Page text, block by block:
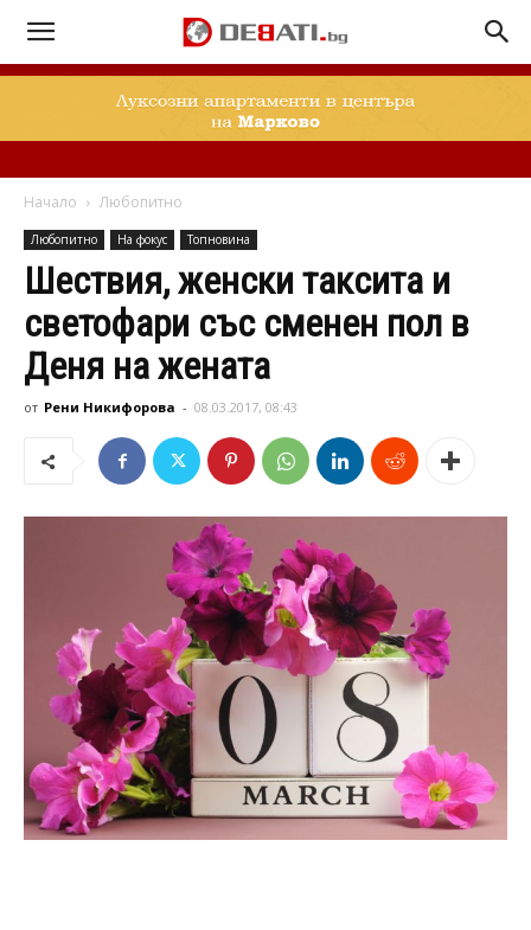
Начало Любопитно
Любопитно На фокус Топновина
Шествия, женски таксита и
светофари със сменен пол в
Деня на жената
от Рени Никифорова - 08.03.2017, 08:43